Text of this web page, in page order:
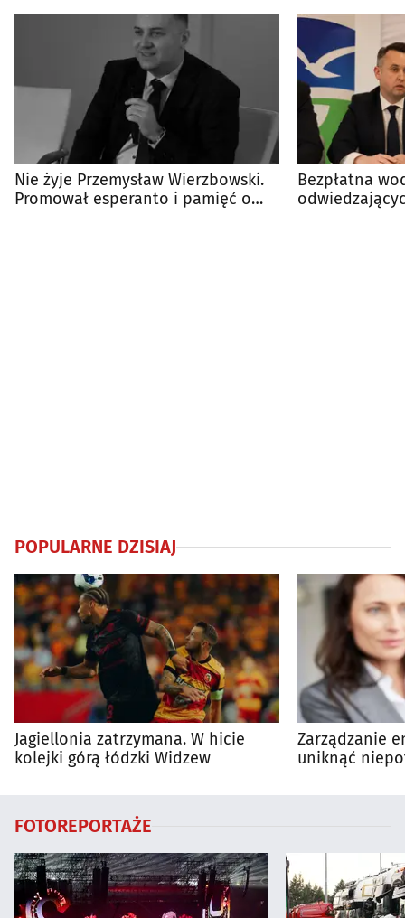
Nie żyje Przemysław Wierzbowski.
Promował esperanto i pamięć o
Bezpłatna
POPULARNE DZISIAJ
Jagiellonia zatrzymana. W hicie
kolejki górą łódzki Widzew
Zarządzanie
uniknąć
FOTOREPORTAŻE